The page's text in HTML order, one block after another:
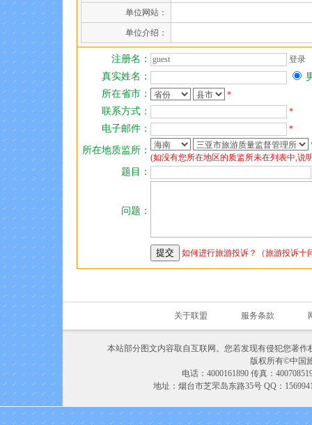
单位网站：
单位介绍：
注册名： 登录
真实姓名：
所在省市：
*
联系方式： *
电子邮件： *
所在地质监所：
(如没有您所在地区的质监所未在列表中,说
题目：
问题：
如何进行旅游投诉？（旅游投诉十
关于联盟 服务条款
本站部分图文内容取自互联网。您若发现有侵犯您著
版权所有©中国
电话：4000161890 传真：
地址：烟台市芝罘岛东路35号 QQ：